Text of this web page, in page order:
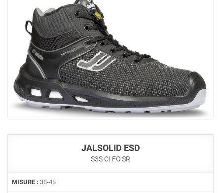
JALSOLID ESD
S3S CI FO SR
MISURE : 38-48